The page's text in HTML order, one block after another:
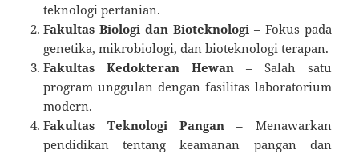
teknologi pertanian.
Fakultas Biologi dan Bioteknologi – Fokus pada
genetika, mikrobiologi, dan bioteknologi terapan.
Fakultas Kedokteran Hewan – Salah satu
program unggulan dengan fasilitas laboratorium
modern.
Fakultas Teknologi Pangan – Menawarkan
pendidikan tentang keamanan pangan dan